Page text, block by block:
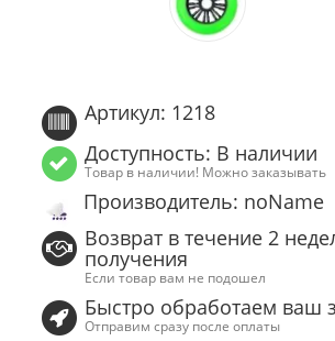
Артикул: 1218
Доступность: В наличии
Товар в наличии! Можно заказывать
Производитель: noName
Возврат в течение 2
получения
Если товар вам не подошел
Быстро обработаем ваш
Отправим сразу после оплаты